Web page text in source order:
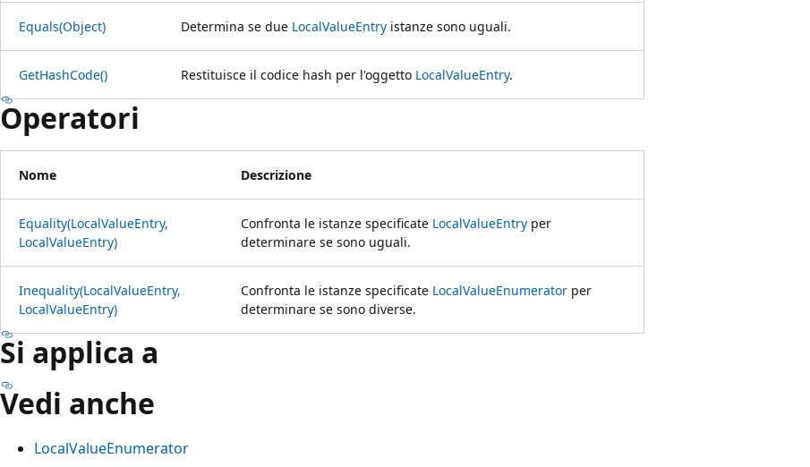
Equals(Object) Determina se due LocalValueEntry istanze sono uguali.
GetHashCode() Restituisce il codice hash per l'oggetto LocalValueEntry.
Operatori
Nome Descrizione
Equality(LocalValueEntry,
LocalValueEntry)
Confronta le istanze specificate LocalValueEntry per
determinare se sono uguali.
Inequality(LocalValueEntry,
LocalValueEntry)
Confronta le istanze specificate LocalValueEnumerator per
determinare se sono diverse.
Si applica a
Vedi anche
LocalValueEnumerator